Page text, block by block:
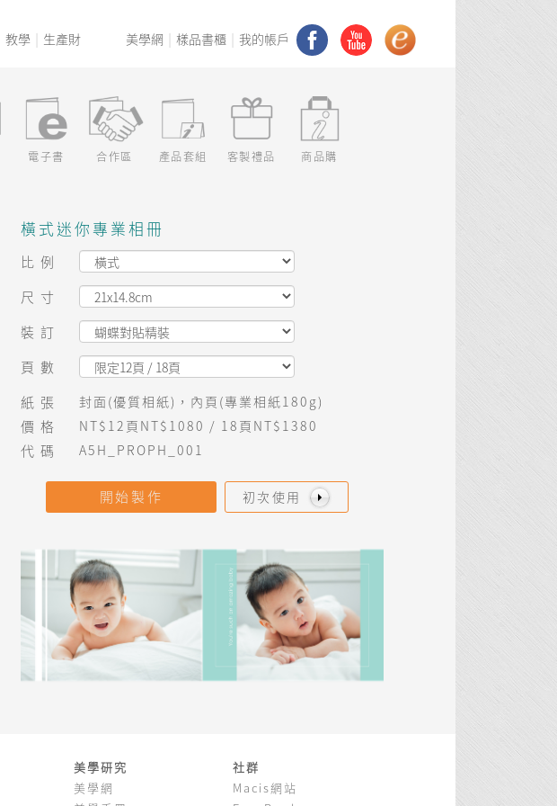
教學 生產財 美學網 樣品書櫃 我的帳戶
電子書 合作區 產品套組 客製禮品 商品購
橫式迷你專業相冊
比例
尺寸
裝訂
頁數
紙張
封面(優質相紙)，內頁(專業相紙180g)
價格 NT$12頁NT$1080 / 18頁NT$1380
代碼 A5H_PROPH_001
開始製作 初次使用
美學研究
美學網
社群
Macis網站